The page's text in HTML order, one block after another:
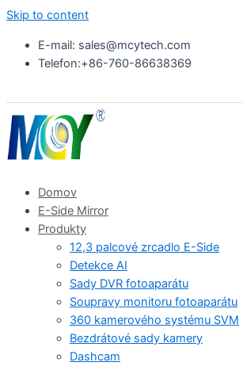
Skip to content
E-mail: sales@mcytech.com
Telefon:+86-760-86638369
Domov
E-Side Mirror
Produkty
12,3 palcové zrcadlo E-Side
Detekce AI
Sady DVR fotoaparátu
Soupravy monitoru fotoaparátu
360 kamerového systému SVM
Bezdrátové sady kamery
Dashcam